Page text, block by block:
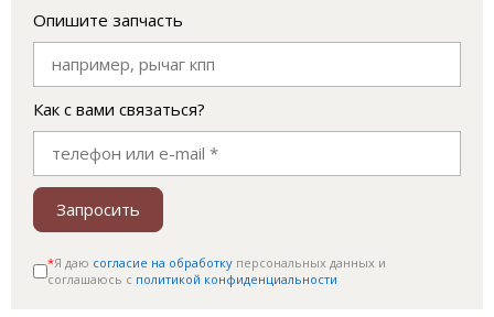
Опишите запчасть
Как с вами связаться?
Запросить
*Я даю согласие на обработку персональных данных и
соглашаюсь c политикой конфиденциальности